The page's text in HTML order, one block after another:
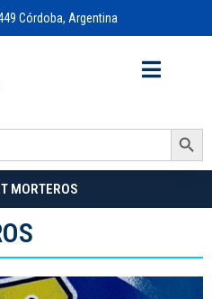
Córdoba, Argentina
Search Button
MORTEROS